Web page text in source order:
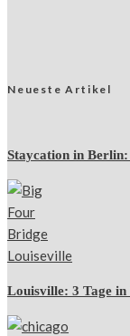
Neueste Artikel
Staycation in Berlin:
Louisville: 3 Tage